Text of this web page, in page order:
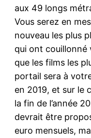
aux 49 longs
Vous serez en
nouveau les plus
qui ont couillonné
que les films les
portail sera à
en 2019, et sur le
la fin de l’année
devrait être
euro mensuels,